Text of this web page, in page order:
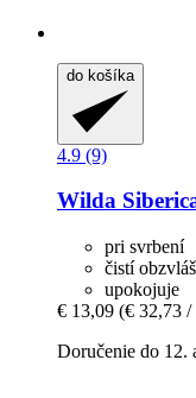
do košíka
4.9 (9)
Wilda
pri svrbení
čistí
upokojuje
€ 13,09 (€ 32,73 /
Doručenie do 12.